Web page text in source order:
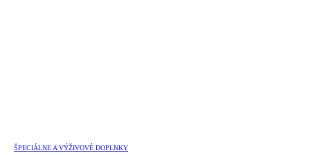
ŠPECIÁLNE A VÝŽIVOVÉ DOPLNKY